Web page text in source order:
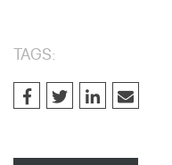
TAGS: